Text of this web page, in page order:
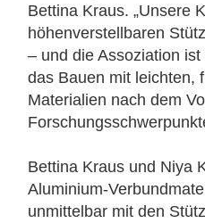
Bettina Kraus. „Unsere
höhenverstellbaren
– und die Assoziation
das Bauen mit leichten,
Materialien nach dem
Bettina Kraus und Niya
Aluminium-
unmittelbar mit den